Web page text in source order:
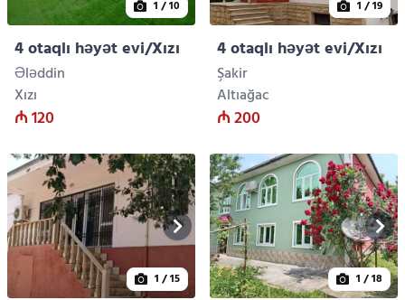
1 / 10
4 otaqlı həyət evi/Xızı
Ələddin
Xızı
₼ 120
1 / 19
4 otaqlı həyət evi/Xızı
Şakir
Altıağac
₼ 200
1 / 15 1 / 18